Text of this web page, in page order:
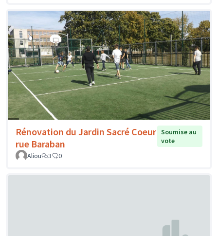
Rénovation du Jardin Sacré Coeur
rue Baraban
Soumise au
vote
Aliou
3 0